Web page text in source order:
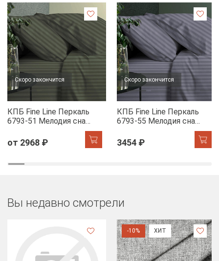
Скоро закончится
КПБ Fine Line Перкаль
6793-51 Мелодия сна
от 2968 ₽
Скоро закончится
КПБ Fine Line Перкаль
6793-55 Мелодия сна
3454 ₽
Вы недавно смотрели
-10% ХИТ